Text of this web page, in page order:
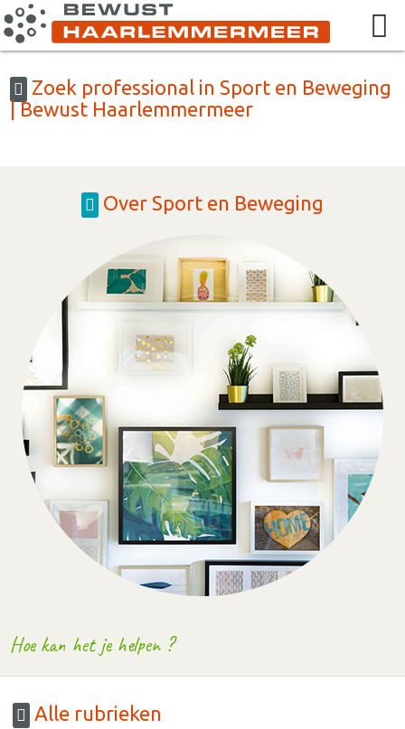
Zoek professional in Sport en Beweging
| Bewust Haarlemmermeer
Over Sport en Beweging
Hoe kan het je helpen ?
Alle rubrieken